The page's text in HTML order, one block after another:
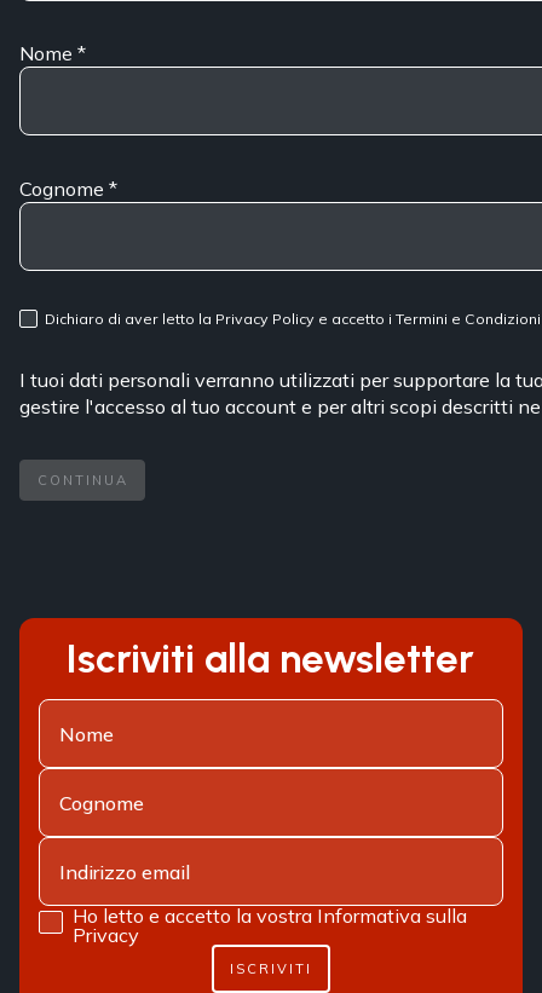
Nome*
Cognome*
Dichiaro di aver letto la Privacy Policye accetto i Termini e
I tuoi dati personali verranno utilizzati per supportare la
gestire l'accesso al tuo account e per altri scopi descritti
CONTINUA
Iscriviti alla newsletter
Ho letto e accetto la vostra Informativa sulla
Privacy
ISCRIVITI